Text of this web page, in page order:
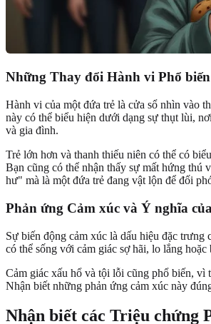
Những Thay đổi Hành vi Phổ
Hành vi của một đứa trẻ là cửa sổ nhìn vào
này có thể biểu hiện dưới dạng sự thụt lùi,
và gia đình.
Trẻ lớn hơn và thanh thiếu niên có thể có
Bạn cũng có thể nhận thấy sự mất hứng thú
hư" mà là một đứa trẻ đang vật lộn để đối
Phản ứng Cảm xúc và Ý nghĩa
Sự biến động cảm xúc là dấu hiệu đặc
có thể sống với cảm giác sợ hãi, lo lắng
Cảm giác xấu hổ và tội lỗi cũng phổ biến,
Nhận biết những phản ứng cảm xúc này
Nhận biết các Triệu chứng